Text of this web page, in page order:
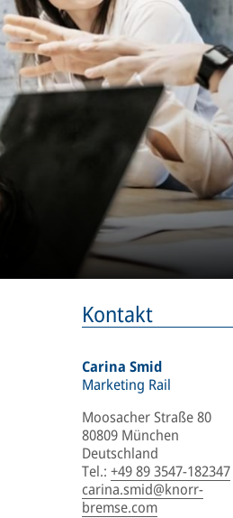
Kontakt
Carina Smid
Marketing Rail
Moosacher Straße 80
80809 München
Deutschland
Tel.: +49 89 3547-182347
carina.smid@knorr-
bremse.com